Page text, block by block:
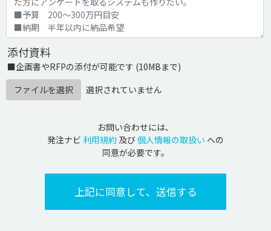
添付資料
■企画書やRFPの添付が可能です (10MBまで)
ファイルを選択
選択されていません
お問い合わせには、
発注ナビ 利用規約 及び個人情報の取扱い への
同意が必要です。